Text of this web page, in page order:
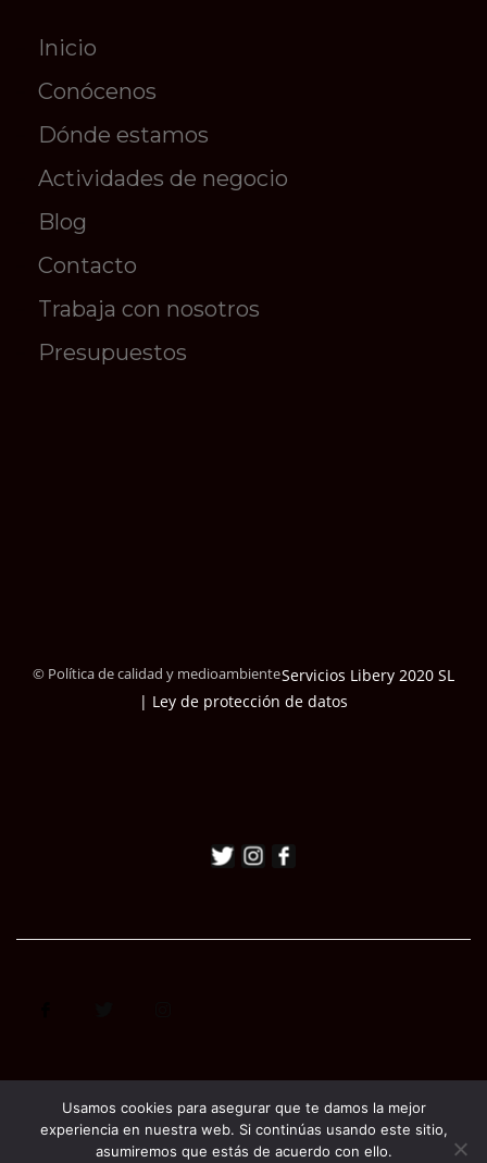
Inicio
Conócenos
Dónde estamos
Actividades de negocio
Blog
Contacto
Trabaja con nosotros
Presupuestos
© Política de calidad y medioambienteServicios Libery 2020 SL
| Ley de protección de datos
Usamos cookies para asegurar que te damos la mejor
experiencia en nuestra web. Si continúas usando este sitio,
asumiremos que estás de acuerdo con ello.